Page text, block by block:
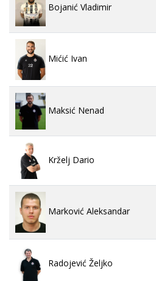
Bojanić Vladimir
Mićić Ivan
Maksić Nenad
Krželj Dario
Marković Aleksandar
Radojević Željko